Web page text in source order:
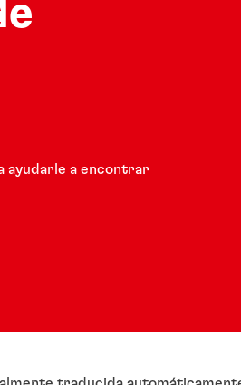
ayudarle a encontrar